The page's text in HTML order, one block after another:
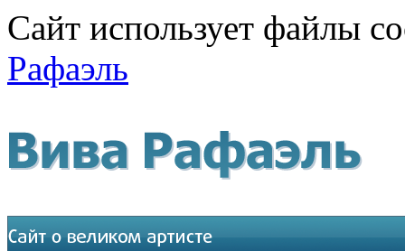
Сайт использует файлы
Рафаэль